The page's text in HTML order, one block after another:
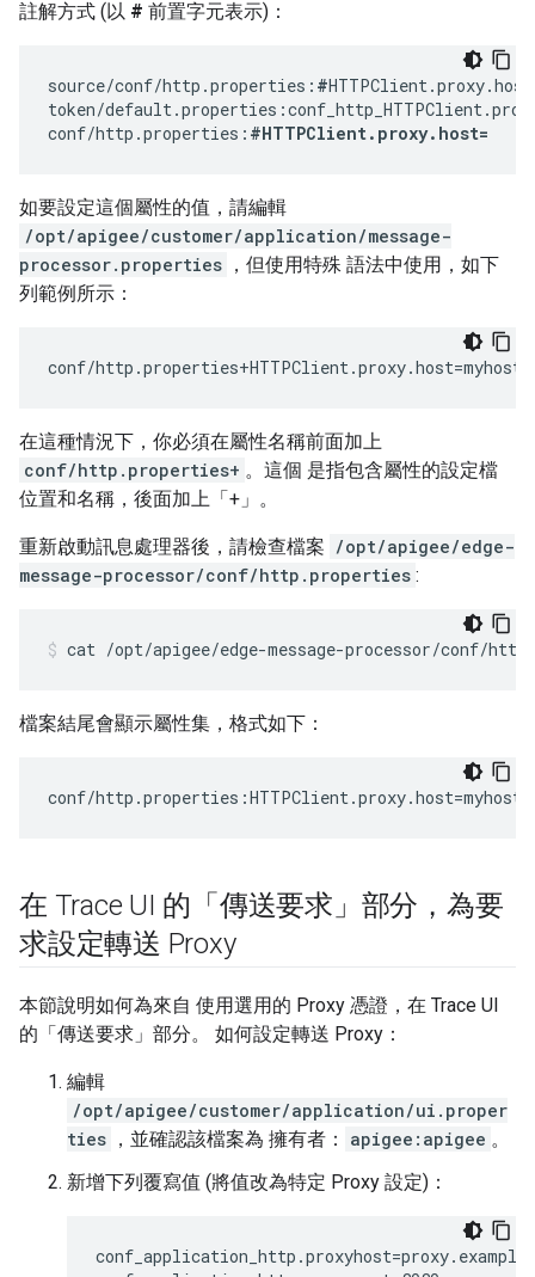
註解方式 (以 # 前置字元表示)：
source/conf/http.properties: #
token/
conf/http.properties: #HTTPClient.proxy.host=
如要設定這個屬性的值，請編輯
/opt/apigee/customer/application/message-
processor.properties ，但使用特殊 語法中使用，如下
列範例所示：
conf/
在這種情況下，你必須在屬性名稱前面加上
conf/http.properties+ 。這個 是指包含屬性的設定檔
位置和名稱，後面加上「+」。
重新啟動訊息處理器後，請檢查檔案 /opt/apigee/edge-
message-processor/conf/http.properties :
cat /opt/apigee/edge-message-processor/conf/
檔案結尾會顯示屬性集，格式如下：
conf/
在 Trace UI 的「傳送要求」部分，為要
求設定轉送 Proxy
本節說明如何為來自 使用選用的 Proxy 憑證，在 Trace UI
的「傳送要求」部分。 如何設定轉送 Proxy：
編輯
/opt/apigee/customer/application/ui.proper
ties ，並確認該檔案為 擁有者： apigee:apigee 。
新增下列覆寫值 (將值改為特定 Proxy 設定)：